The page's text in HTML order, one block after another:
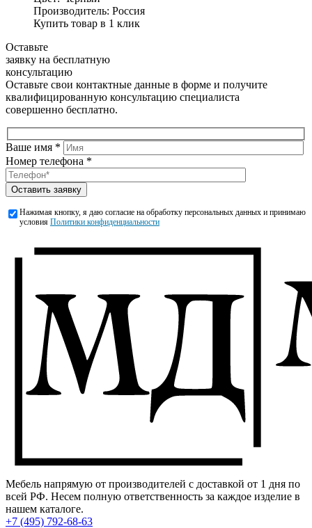
Производитель: Россия
Купить товар в 1 клик
Оставьте
заявку на бесплатную
консультацию
Оставьте свои контактные данные в форме и получите
квалифицированную консультацию специалиста
совершенно бесплатно.
Ваше имя *
Номер телефона *
Оставить заявку
Нажимая кнопку, я даю согласие на обработку персональных данных и принимаю
условия Политики конфиденциальности
Мебель напрямую от производителей с доставкой от 1 дня по
всей РФ. Несем полную ответственность за каждое изделие в
нашем каталоге.
+7 (495) 792-68-63